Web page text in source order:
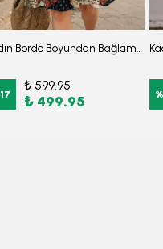
Kadın Bordo Boyundan Bağlamalı Beli Kuşaklı Eteği Fırfırlı Elbise ARM-26Y001149
17
₺ 599.95
₺ 499.95 %